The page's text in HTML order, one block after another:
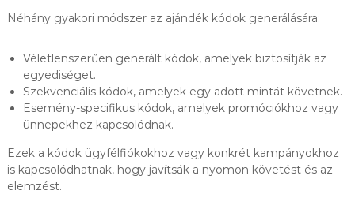
Néhány gyakori módszer az ajándék kódok generálására:
Véletlenszerűen generált kódok, amelyek biztosítják az
egyediséget.
Szekvenciális kódok, amelyek egy adott mintát követnek.
Esemény-specifikus kódok, amelyek promóciókhoz vagy
ünnepekhez kapcsolódnak.
Ezek a kódok ügyfélfiókokhoz vagy konkrét kampányokhoz
is kapcsolódhatnak, hogy javítsák a nyomon követést és az
elemzést.